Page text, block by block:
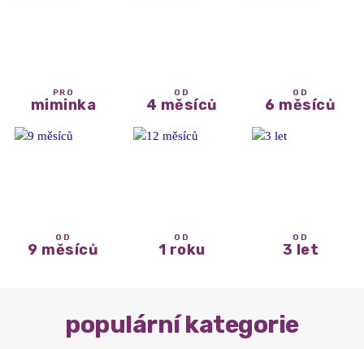
PRO
miminka
OD
4 měsíců
OD
6 měsíců
OD
9 měsíců
OD
1 roku
OD
3 let
populární kategorie